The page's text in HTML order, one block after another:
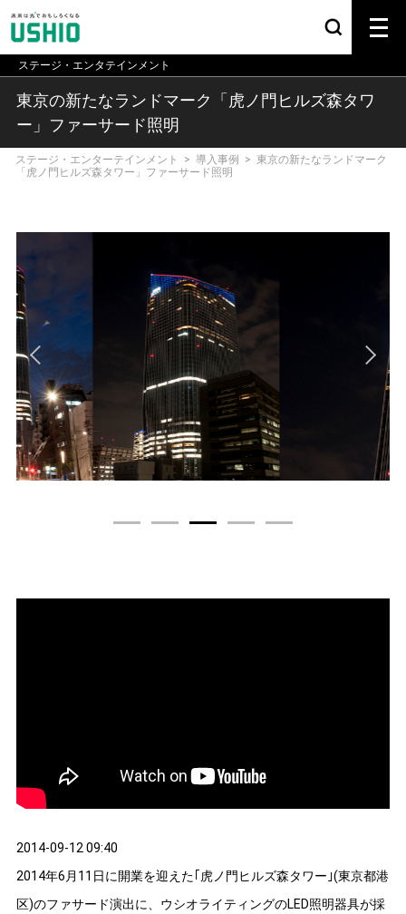
ステージ・エンタテインメント
東京の新たなランドマーク「虎ノ門ヒルズ森タワ
ー」ファーサード照明
ステージ・エンターテインメント > 導入事例 > 東京の新たなランドマーク
「虎ノ門ヒルズ森タワー」ファーサード照明
2014-09-12 09:40
2014年6月11日に開業を迎えた｢虎ノ門ヒルズ森タワー｣(東京都港
区)のファサード演出に、ウシオライティングのLED照明器具が採